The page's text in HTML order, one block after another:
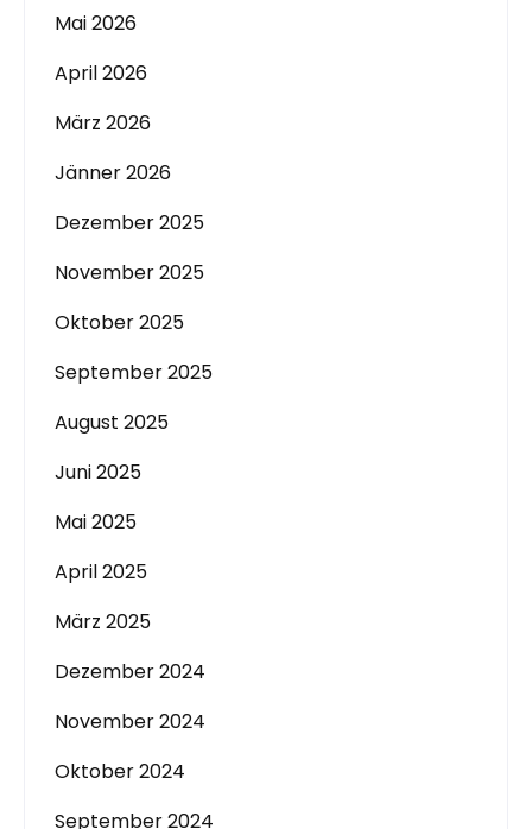
Mai 2026
April 2026
März 2026
Jänner 2026
Dezember 2025
November 2025
Oktober 2025
September 2025
August 2025
Juni 2025
Mai 2025
April 2025
März 2025
Dezember 2024
November 2024
Oktober 2024
September 2024